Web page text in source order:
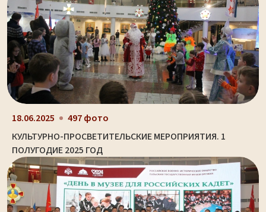
18.06.2025
497 фото
КУЛЬТУРНО-ПРОСВЕТИТЕЛЬСКИЕ МЕРОПРИЯТИЯ. 1
ПОЛУГОДИЕ 2025 ГОД